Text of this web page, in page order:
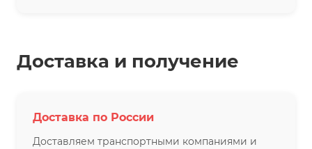
Доставка и получение
Доставка по России
Доставляем транспортными компаниями и